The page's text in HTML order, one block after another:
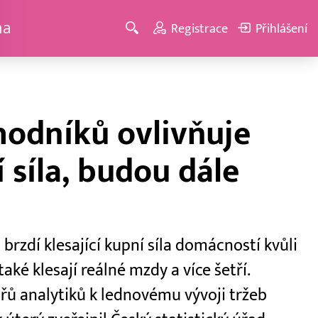
Registrace Přihlášení
ovlivňuje
budou dále
klesající kupní síla domácností kvůli
klesají reálné mzdy a více šetří.
analytiků k lednovému vývoji tržeb